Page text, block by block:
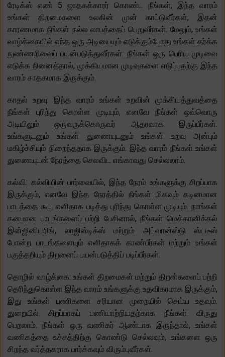
ரேடிக்ஸ் எண் 5 ஜாதகக்காரர் கொண்ட நீங்கள், இந்த வாரம்
உங்கள் திறமைகளை உலகின் முன் காட்டுவீர்கள், இதன்
காரணமாக நீங்கள் நல்ல லாபத்தைப் பெறுவீர்கள். மேலும், உங்கள்
வாழ்க்கையில் எந்த ஒரு அடியையும் எடுக்கும்போது உங்கள் தர்க்க
நுண்ணறிவைப் பயன்படுத்துவீர்கள். நீங்கள் ஒரு பெரிய முடிவை
எடுக்க நினைத்தால், முக்கியமான முடிவுகளை எடுப்பதற்கு இந்த
வாரம் சாதகமாக இருக்கும்.
காதல் உறவு: இந்த வாரம் உங்கள் உறவின் முக்கியத்துவத்தை
நீங்கள் புரிந்து கொள்ள முடியும், எனவே நீங்கள் ஒவ்வொரு
அடியிலும் ஒருவருக்கொருவர் ஆதரவாக இருப்பீர்கள்.
உங்களுடனும் உங்கள் துணையுடனும் உங்கள் உறவு அன்பும்
மகிழ்ச்சியும் நிறைந்ததாக இருக்கும். இந்த வாரம் நீங்கள் உங்கள்
துணையுடன் நேரத்தை செலவிட எங்காவது செல்லலாம்.
கல்வி: கல்வியின் பார்வையில், இந்த நேரம் உங்களுக்கு சிறப்பாக
இருக்கும், எனவே இந்த நேரத்தில் நீங்கள் மிகவும் கடினமான
பாடத்தை கூட எளிதாக படித்து புரிந்து கொள்ள முடியும். நாங்கள்
கனமான பாடங்களைப் பற்றி பேசினால், நீங்கள் மெக்கானிக்கல்
இன்ஜினியரிங், லாஜிஸ்டிக்ஸ் மற்றும் அட்வான்ஸ்டு ஸ்டடீஸ்
போன்ற பாடங்களையும் எளிதாகக் காண்பீர்கள் மற்றும் உங்கள்
பகுத்தறியும் திறனைப் பயன்படுத்திப் படிப்பீர்கள்.
தொழில் வாழ்க்கை: உங்கள் திறமைகள் மற்றும் திறன்களைப் பற்றி
தெரிந்துகொள்ள இந்த வாரம் உங்களுக்கு உதவிகரமாக இருக்கும்,
இது உங்கள் பணிகளை சரியான முறையில் செய்ய உதவும்.
துறையில் சிறப்பாகப் பணியாற்றியதற்காக நீங்கள் விருது
பெறலாம். நீங்கள் ஒரு வணிகர் ஆண்டாக இருந்தால், உங்கள்
வணிகத்தை உச்சத்திற்கு கொண்டு செல்லவும், உங்களை ஒரு
சிறந்த வர்த்தகராக பார்க்கவும் விரும்புவீர்கள்.